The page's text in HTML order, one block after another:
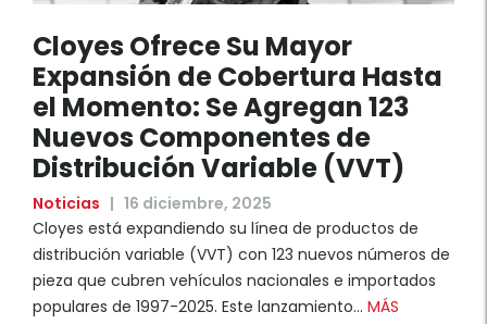
Cloyes Ofrece Su Mayor
Expansión de Cobertura Hasta
el Momento: Se Agregan 123
Nuevos Componentes de
Distribución Variable (VVT)
Noticias | 16 diciembre, 2025
Cloyes está expandiendo su línea de productos de
distribución variable (VVT) con 123 nuevos números de
pieza que cubren vehículos nacionales e importados
populares de 1997-2025. Este lanzamiento… MÁS